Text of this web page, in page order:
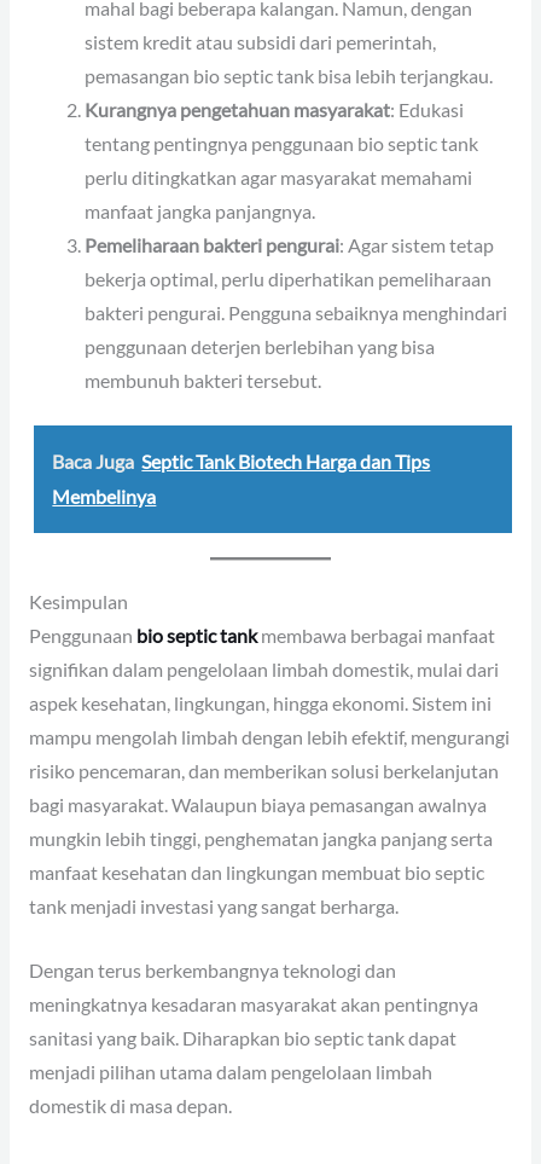
mahal bagi beberapa kalangan. Namun, dengan
sistem kredit atau subsidi dari pemerintah,
pemasangan bio septic tank bisa lebih terjangkau.
Kurangnya pengetahuan masyarakat: Edukasi
tentang pentingnya penggunaan bio septic tank
perlu ditingkatkan agar masyarakat memahami
manfaat jangka panjangnya.
Pemeliharaan bakteri pengurai: Agar sistem tetap
bekerja optimal, perlu diperhatikan pemeliharaan
bakteri pengurai. Pengguna sebaiknya menghindari
penggunaan deterjen berlebihan yang bisa
membunuh bakteri tersebut.
Baca Juga Septic Tank Biotech Harga dan Tips
Membelinya
Kesimpulan
Penggunaan bio septic tankmembawa berbagai manfaat
signifikan dalam pengelolaan limbah domestik, mulai dari
aspek kesehatan, lingkungan, hingga ekonomi. Sistem ini
mampu mengolah limbah dengan lebih efektif, mengurangi
risiko pencemaran, dan memberikan solusi berkelanjutan
bagi masyarakat. Walaupun biaya pemasangan awalnya
mungkin lebih tinggi, penghematan jangka panjang serta
manfaat kesehatan dan lingkungan membuat bio septic
tank menjadi investasi yang sangat berharga.
Dengan terus berkembangnya teknologi dan
meningkatnya kesadaran masyarakat akan pentingnya
sanitasi yang baik. Diharapkan bio septic tank dapat
menjadi pilihan utama dalam pengelolaan limbah
domestik di masa depan.